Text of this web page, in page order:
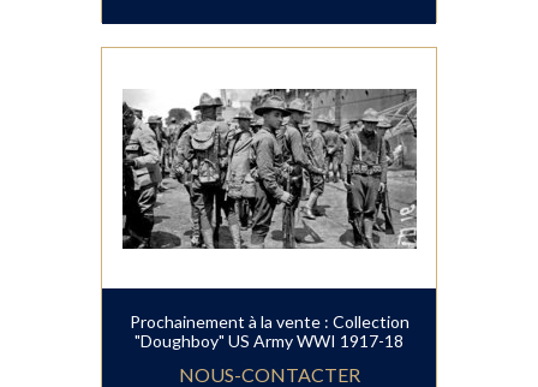
Prochainement à la vente : Collection
"Doughboy" US Army WWI 1917-18
NOUS-CONTACTER